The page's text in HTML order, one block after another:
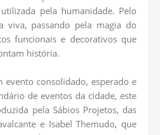
pela humanidade. Pelo
viva, passando pela magia do
funcionais e decorativos que
história.
evento consolidado, esperado e
de eventos da cidade, este
pela Sábios Projetos, das
e Isabel Themudo, que